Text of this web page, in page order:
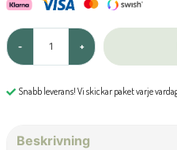
- +
Snabb leverans! Vi skickar paket varje
Beskrivning